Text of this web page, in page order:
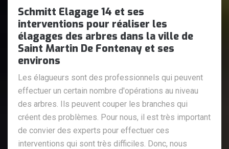
Schmitt Elagage 14 et ses
interventions pour réaliser les
élagages des arbres dans la ville de
Saint Martin De Fontenay et ses
environs
Les élagueurs sont des professionnels qui peuvent
effectuer un certain nombre d'opérations au niveau
des arbres. Ils peuvent couper les branches qui
créent des problèmes. Pour nous, il est très important
de convier des experts pour effectuer ces
interventions qui sont très difficiles. Donc, nous